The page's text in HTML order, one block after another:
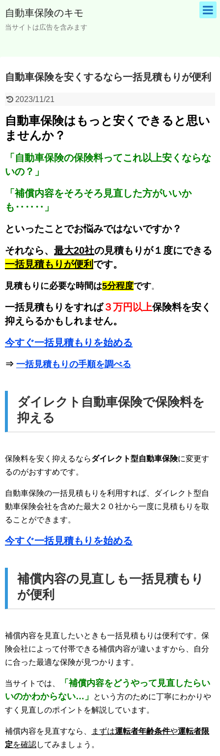
自動車保険のキモ
当サイトは広告を含みます
自動車保険を安くするなら一括見積もりが便利
2023/11/21
自動車保険はもっと安くできると思い
ませんか？
「自動車保険の保険料ってこれ以上安くならな
いの？」
「補償内容をそろそろ見直した方がいいか
も‥‥‥」
といったことでお悩みではないですか？
それなら、 最大20社の見積もりが１度にできる
一括見積もりが便利 です。
見積もりに必要な時間は5分程度です。
一括見積もりをすれば３万円以上保険料を安く
抑えらるかもしれません。
今すぐ一括見積もりを始める
⇒ 一括見積もりの手順を調べる
ダイレクト自動車保険で保険料を
抑える
保険料を安く抑えるならダイレクト型自動車保険に変更す
るのがおすすめです。
自動車保険の一括見積もりを利用すれば、ダイレクト型自
動車保険会社を含めた最大２０社から一度に見積もりを取
ることができます。
今すぐ一括見積もりを始める
補償内容の見直しも一括見積もり
が便利
補償内容を見直したいときも一括見積もりは便利です。保
険会社によって付帯できる補償内容が違いますから、自分
に合った最適な保険が見つかります。
当サイトでは、
「補償内容をどうやって見直したらい
いのかわからない…」
という方のために丁寧にわかりや
すく見直しのポイントを解説しています。
補償内容を見直すなら、 まずは運転者年齢条件や運転者限
定を確認してみましょう。